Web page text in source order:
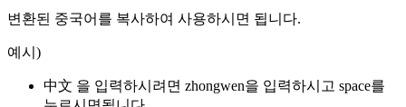
변환된 중국어를 복사하여 사용하시면 됩니다.
예시)
中文 을 입력하시려면 zhongwen을 입력하시고 space를